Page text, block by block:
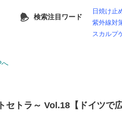
検索注目ワード
日焼け止
紫外線対
スカルプ
トラ～ Vol.18【ドイツで